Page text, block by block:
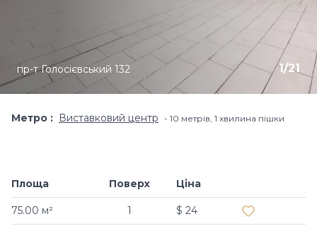
1/21
пр-т Голосієвський 132
Метро Виставковий центр 10 метрів, 1 хвилина пішки
Площа
75.00 м²
Поверх
1
Ціна
$ 24